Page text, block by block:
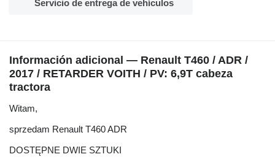
Servicio de entrega de vehículos
Información adicional — Renault T460 / ADR /
2017 / RETARDER VOITH / PV: 6,9T cabeza
tractora
Witam,
sprzedam Renault T460 ADR
DOSTĘPNE DWIE SZTUKI